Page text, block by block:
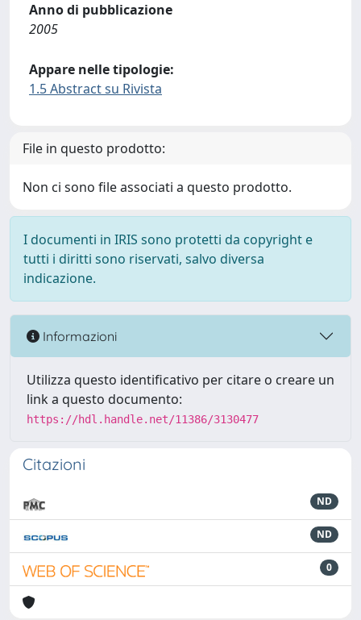
Anno di pubblicazione
2005
Appare nelle tipologie:
1.5 Abstract su Rivista
File in questo prodotto:
Non ci sono file associati a questo prodotto.
I documenti in IRIS sono protetti da copyright e
tutti i diritti sono riservati, salvo diversa
indicazione.
Informazioni
Utilizza questo identificativo per citare o creare un
link a questo documento:
https://hdl.handle.net/11386/3130477
Citazioni
ND
ND
0